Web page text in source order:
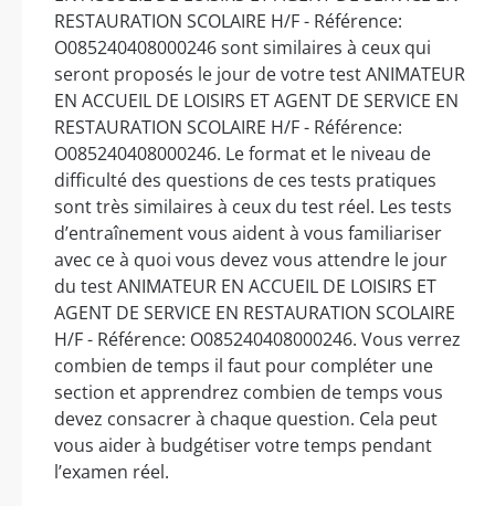
RESTAURATION SCOLAIRE H/F - Référence:
O085240408000246 sont similaires à ceux qui
seront proposés le jour de votre test ANIMATEUR
EN ACCUEIL DE LOISIRS ET AGENT DE SERVICE EN
RESTAURATION SCOLAIRE H/F - Référence:
O085240408000246. Le format et le niveau de
difficulté des questions de ces tests pratiques
sont très similaires à ceux du test réel. Les tests
d’entraînement vous aident à vous familiariser
avec ce à quoi vous devez vous attendre le jour
du test ANIMATEUR EN ACCUEIL DE LOISIRS ET
AGENT DE SERVICE EN RESTAURATION SCOLAIRE
H/F - Référence: O085240408000246. Vous verrez
combien de temps il faut pour compléter une
section et apprendrez combien de temps vous
devez consacrer à chaque question. Cela peut
vous aider à budgétiser votre temps pendant
l’examen réel.